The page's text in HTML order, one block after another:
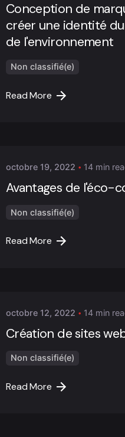
Conception de
créer une identité
de l'environnement
Non classifié(e)
Read More
octobre 19, 2022 14 min
Avantages de l'éco-
Non classifié(e)
Read More
octobre 12, 2022 14 min
Création de sites
Non classifié(e)
Read More